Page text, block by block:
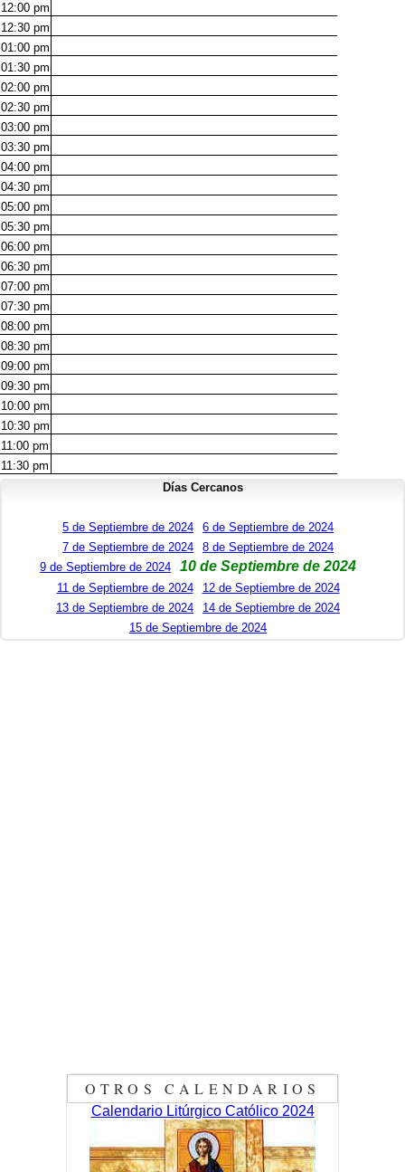
12:00 pm
12:30 pm
01:00 pm
01:30 pm
02:00 pm
02:30 pm
03:00 pm
03:30 pm
04:00 pm
04:30 pm
05:00 pm
05:30 pm
06:00 pm
06:30 pm
07:00 pm
07:30 pm
08:00 pm
08:30 pm
09:00 pm
09:30 pm
10:00 pm
10:30 pm
11:00 pm
11:30 pm
Días Cercanos
5 de Septiembre de 2024
6 de Septiembre de 2024
7 de Septiembre de 2024
8 de Septiembre de 2024
9 de Septiembre de 2024
10 de Septiembre de 2024
11 de Septiembre de 2024
12 de Septiembre de 2024
13 de Septiembre de 2024
14 de Septiembre de 2024
15 de Septiembre de 2024
OTROS CALENDARIOS
Calendario Litúrgico Católico 2024